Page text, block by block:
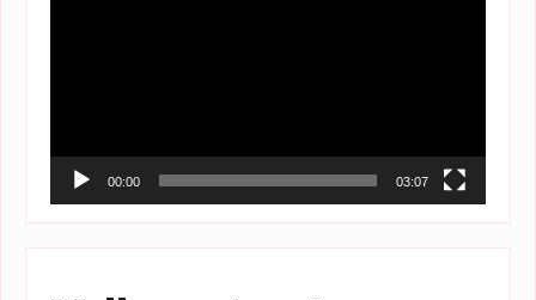
00:00 03:07